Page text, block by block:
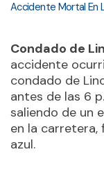
Accidente Mortal En
Condado de
accidente
condado de
antes de las 6
saliendo de un
en la carretera,
azul.